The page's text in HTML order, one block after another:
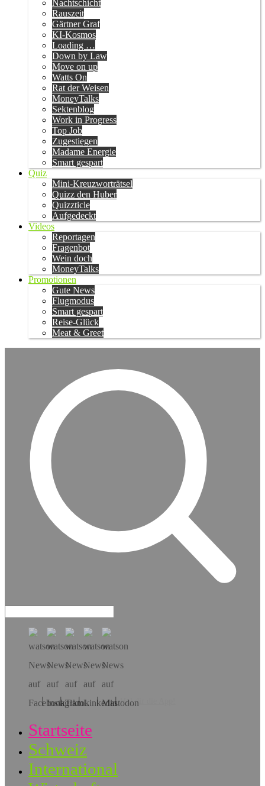
Nachtschicht
Rauszeit
Gärtner Graf
KI-Kosmos
Loading …
Down by Law
Move on up
Watts On
Rat der Weisen
MoneyTalks
Sektenblog
Work in Progress
Top Job
Zugestiegen
Madame Energie
Smart gespart
Quiz
Mini-Kreuzworträtsel
Quizz den Huber
Quizzticle
Aufgedeckt
Videos
Reportagen
Fragenbot
Wein doch
MoneyTalks
Promotionen
Gute News
Flugmodus
Smart gespart
Reise-Glück
Meat & Greet
Hol dir die App!
Startseite
Schweiz
International